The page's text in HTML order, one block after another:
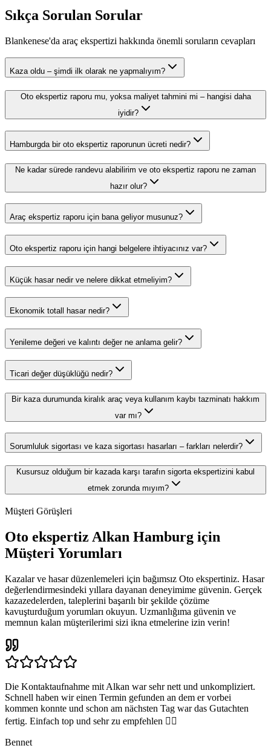
Sıkça Sorulan Sorular
Blankenese'da araç ekspertizi hakkında önemli soruların cevapları
Kaza oldu – şimdi ilk olarak ne yapmalıyım?
Oto ekspertiz raporu mu, yoksa maliyet tahmini mi – hangisi daha
iyidir?
Hamburgda bir oto ekspertiz raporunun ücreti nedir?
Ne kadar sürede randevu alabilirim ve oto ekspertiz raporu ne zaman
hazır olur?
Araç ekspertiz raporu için bana geliyor musunuz?
Oto ekspertiz raporu için hangi belgelere ihtiyacınız var?
Küçük hasar nedir ve nelere dikkat etmeliyim?
Ekonomik totall hasar nedir?
Yenileme değeri ve kalıntı değer ne anlama gelir?
Ticari değer düşüklüğü nedir?
Bir kaza durumunda kiralık araç veya kullanım kaybı tazminatı hakkım
var mı?
Sorumluluk sigortası ve kaza sigortası hasarları – farkları nelerdir?
Kusursuz olduğum bir kazada karşı tarafın sigorta ekspertizini kabul
etmek zorunda mıyım?
Müşteri Görüşleri
Oto ekspertiz Alkan Hamburg için
Müşteri Yorumları
Kazalar ve hasar düzenlemeleri için bağımsız Oto ekspertiniz. Hasar
değerlendirmesindeki yıllara dayanan deneyimime güvenin. Gerçek
kazazedelerden, taleplerini başarılı bir şekilde çözüme
kavuşturduğum yorumları okuyun. Uzmanlığıma güvenin ve
memnun kalan müşterilerimi sizi ikna etmelerine izin verin!
Die Kontaktaufnahme mit Alkan war sehr nett und unkompliziert.
Schnell haben wir einen Termin gefunden an dem er vorbei
kommen konnte und schon am nächsten Tag war das Gutachten
fertig. Einfach top und sehr zu empfehlen 👍🏽
Bennet